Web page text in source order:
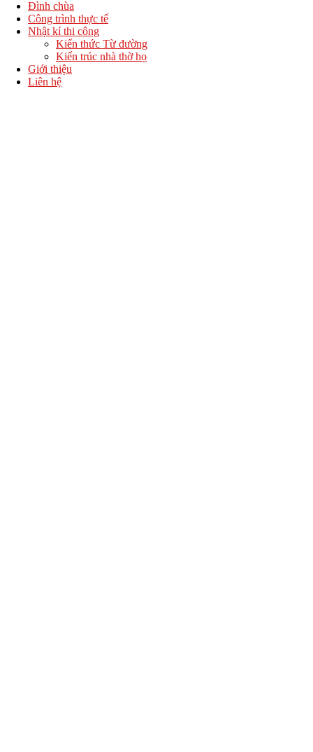
Đình chùa
Công trình thực tế
Nhật kí thi công
Kiến thức Từ đường
Kiến trúc nhà thờ họ
Giới thiệu
Liên hệ